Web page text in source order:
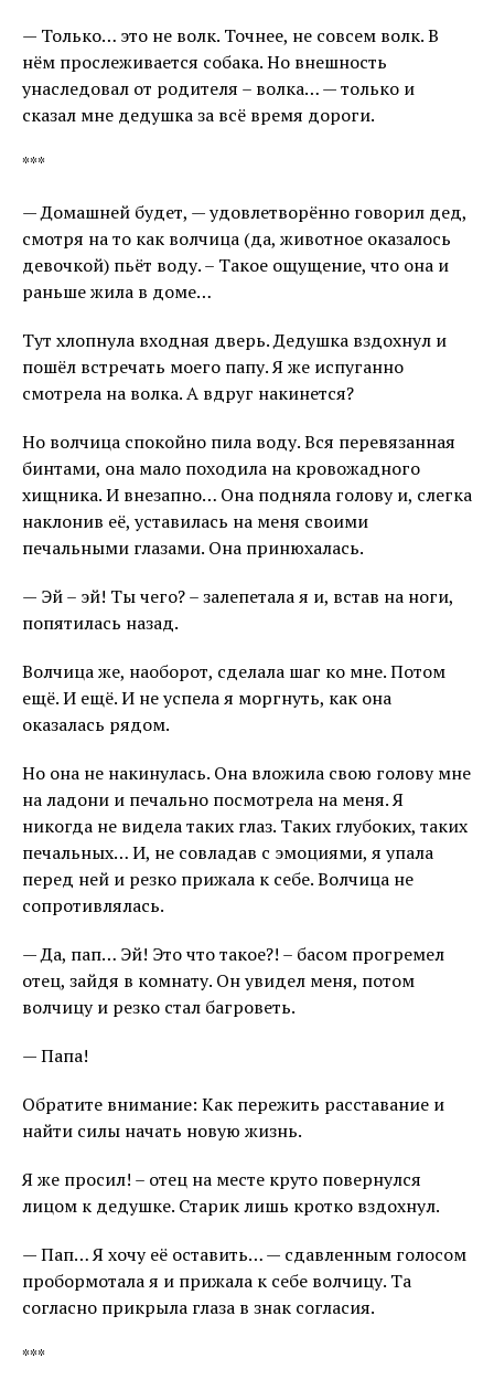
— Только… это не волк. Точнее, не совсем волк. В
нём прослеживается собака. Но внешность
унаследовал от родителя – волка… — только и
сказал мне дедушка за всё время дороги.
***
— Домашней будет, — удовлетворённо говорил дед,
смотря на то как волчица (да, животное оказалось
девочкой) пьёт воду. – Такое ощущение, что она и
раньше жила в доме…
Тут хлопнула входная дверь. Дедушка вздохнул и
пошёл встречать моего папу. Я же испуганно
смотрела на волка. А вдруг накинется?
Но волчица спокойно пила воду. Вся перевязанная
бинтами, она мало походила на кровожадного
хищника. И внезапно… Она подняла голову и, слегка
наклонив её, уставилась на меня своими
печальными глазами. Она принюхалась.
— Эй – эй! Ты чего? – залепетала я и, встав на ноги,
попятилась назад.
Волчица же, наоборот, сделала шаг ко мне. Потом
ещё. И ещё. И не успела я моргнуть, как она
оказалась рядом.
Но она не накинулась. Она вложила свою голову мне
на ладони и печально посмотрела на меня. Я
никогда не видела таких глаз. Таких глубоких, таких
печальных… И, не совладав с эмоциями, я упала
перед ней и резко прижала к себе. Волчица не
сопротивлялась.
— Да, пап… Эй! Это что такое?! – басом прогремел
отец, зайдя в комнату. Он увидел меня, потом
волчицу и резко стал багроветь.
— Папа!
Обратите внимание: Как пережить расставание и
найти силы начать новую жизнь.
Я же просил! – отец на месте круто повернулся
лицом к дедушке. Старик лишь кротко вздохнул.
— Пап… Я хочу её оставить… — сдавленным голосом
пробормотала я и прижала к себе волчицу. Та
согласно прикрыла глаза в знак согласия.
***